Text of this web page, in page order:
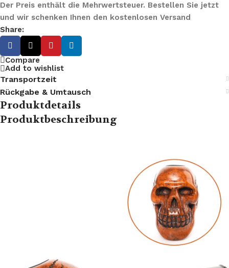
Der Preis enthält die Mehrwertsteuer. Bestellen Sie jetzt
und wir schenken Ihnen den kostenlosen Versand
Share:
Compare
Add to wishlist
Transportzeit
Rückgabe & Umtausch
Produktdetails
Produktbeschreibung